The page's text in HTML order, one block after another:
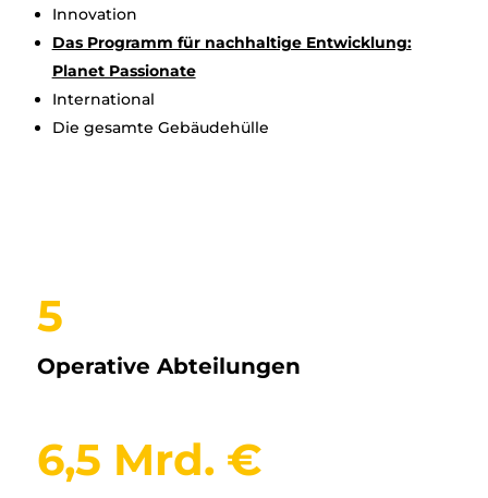
Innovation
Das Programm für nachhaltige Entwicklung:
Planet Passionate
International
Die gesamte Gebäudehülle
5
Operative Abteilungen
6,5 Mrd. €